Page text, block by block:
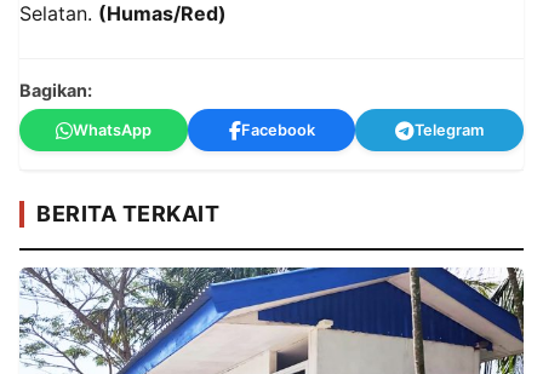
Selatan. (Humas/Red)
Bagikan:
WhatsApp Facebook Telegram
BERITA TERKAIT